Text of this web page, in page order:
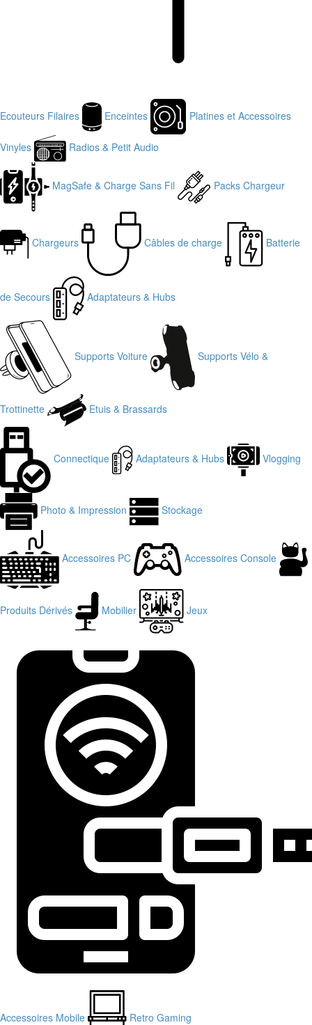
Ecouteurs Filaires Enceintes Platines et Accessoires
Vinyles Radios & Petit Audio
MagSafe & Charge Sans Fil Packs Chargeur
Chargeurs Câbles de charge Batterie
de Secours Adaptateurs & Hubs
Supports Voiture Supports Vélo &
Trottinette Etuis & Brassards
Connectique Adaptateurs & Hubs Vlogging
Photo & Impression Stockage
Accessoires PC Accessoires Console
Produits Dérivés Mobilier Jeux
Accessoires Mobile Retro Gaming